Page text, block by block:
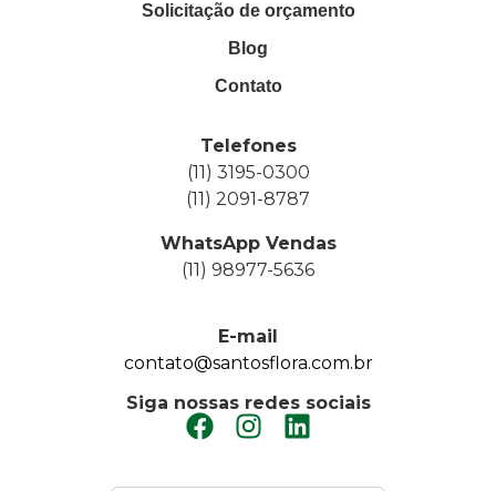
Solicitação de orçamento
Blog
Contato
Telefones
(11) 3195-0300
(11) 2091-8787
WhatsApp Vendas
(11) 98977-5636
E-mail
contato@santosflora.com.br
Siga nossas redes sociais